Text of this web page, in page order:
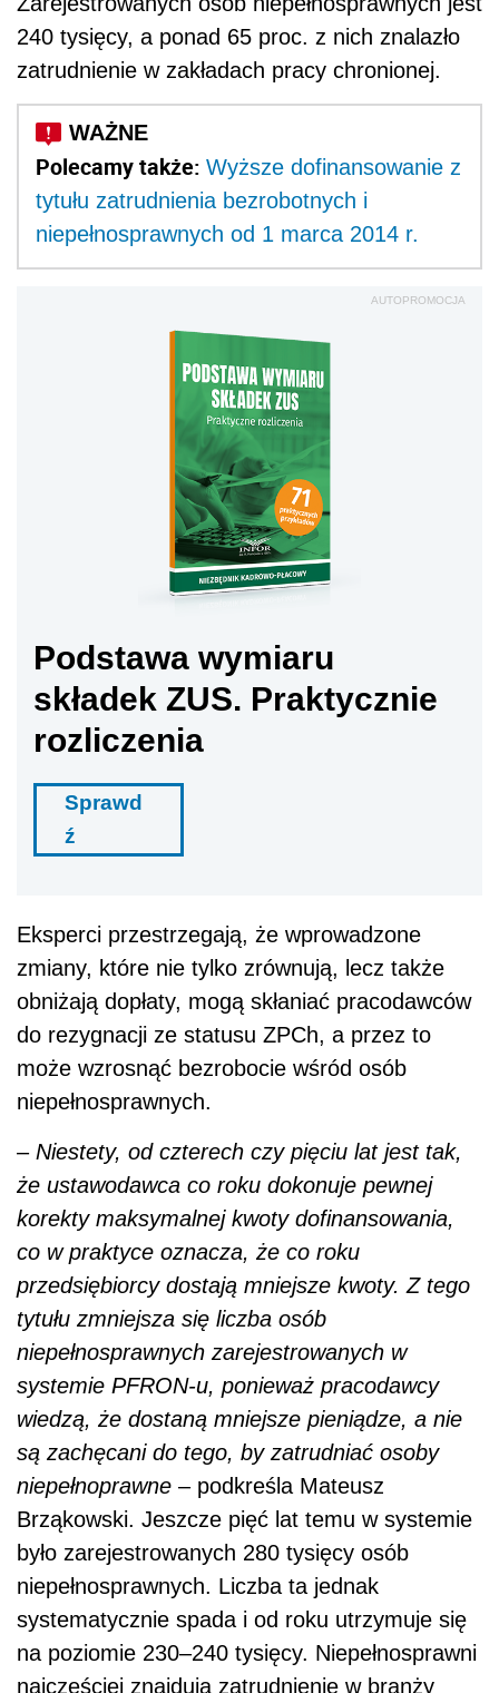
240 tysięcy, a ponad 65 proc. z nich znalazło
zatrudnienie w zakładach pracy chronionej.
Polecamy także: Wyższe dofinansowanie z
tytułu zatrudnienia bezrobotnych i
niepełnosprawnych od 1 marca 2014 r.
AUTOPROMOCJA
Podstawa wymiaru
składek ZUS. Praktycznie
rozliczenia
Sprawd
ź
Eksperci przestrzegają, że wprowadzone
zmiany, które nie tylko zrównują, lecz także
obniżają dopłaty, mogą skłaniać pracodawców
do rezygnacji ze statusu ZPCh, a przez to
może wzrosnąć bezrobocie wśród osób
niepełnosprawnych.
– Niestety, od czterech czy pięciu lat jest tak,
że ustawodawca co roku dokonuje pewnej
korekty maksymalnej kwoty dofinansowania,
co w praktyce oznacza, że co roku
przedsiębiorcy dostają mniejsze kwoty. Z tego
tytułu zmniejsza się liczba osób
niepełnosprawnych zarejestrowanych w
systemie PFRON-u, ponieważ pracodawcy
wiedzą, że dostaną mniejsze pieniądze, a nie
są zachęcani do tego, by zatrudniać osoby
niepełnoprawne – podkreśla Mateusz
Brząkowski. Jeszcze pięć lat temu w systemie
było zarejestrowanych 280 tysięcy osób
niepełnosprawnych. Liczba ta jednak
systematycznie spada i od roku utrzymuje się
na poziomie 230–240 tysięcy. Niepełnosprawni
najczęściej znajdują zatrudnienie w branży